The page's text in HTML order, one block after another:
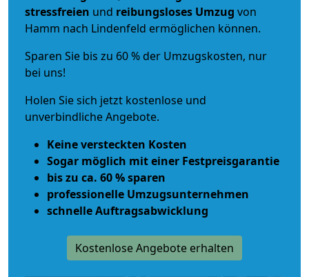
stressfreien und reibungsloses Umzug von
Hamm nach Lindenfeld ermöglichen können.
Sparen Sie bis zu 60 % der Umzugskosten, nur
bei uns!
Holen Sie sich jetzt kostenlose und
unverbindliche Angebote.
Keine versteckten Kosten
Sogar möglich mit einer Festpreisgarantie
bis zu ca. 60 % sparen
professionelle Umzugsunternehmen
schnelle Auftragsabwicklung
Kostenlose Angebote erhalten